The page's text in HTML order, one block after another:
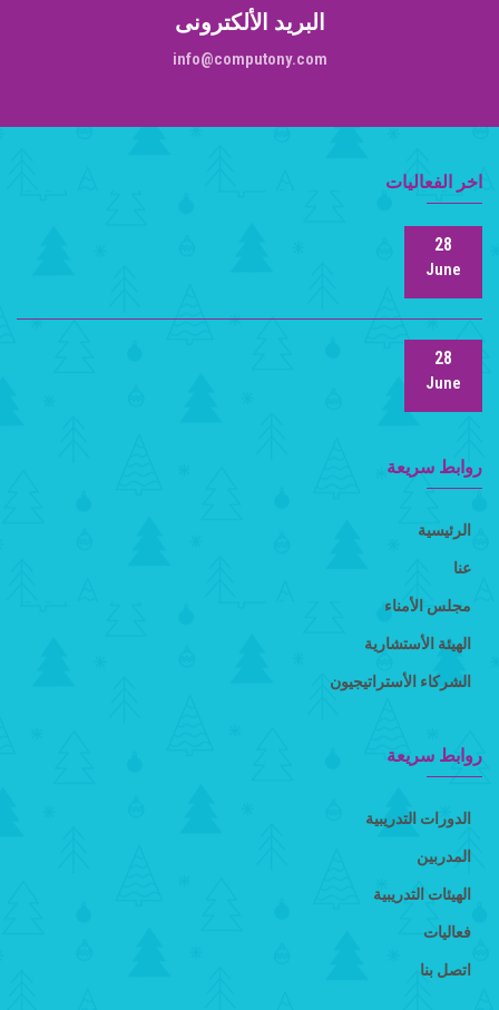
البريد الألكترونى
info@computony.com
اخر الفعاليات
28
June
28
June
روابط سريعة
الرئيسية
عنا
مجلس الأمناء
الهيئة الأستشارية
الشركاء الأستراتيجيون
روابط سريعة
الدورات التدريبية
المدربين
الهيئات التدريبية
فعاليات
اتصل بنا